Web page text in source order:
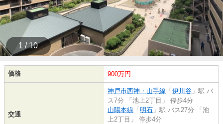
1 / 10
価格 900万円
交通
神戸市西神・山手線 「 伊川谷 」駅 バ
ス7分 「池上2丁目」 停歩4分
山陽本線 「 明石 」駅 バス27分 「池
上2丁目」 停歩4分